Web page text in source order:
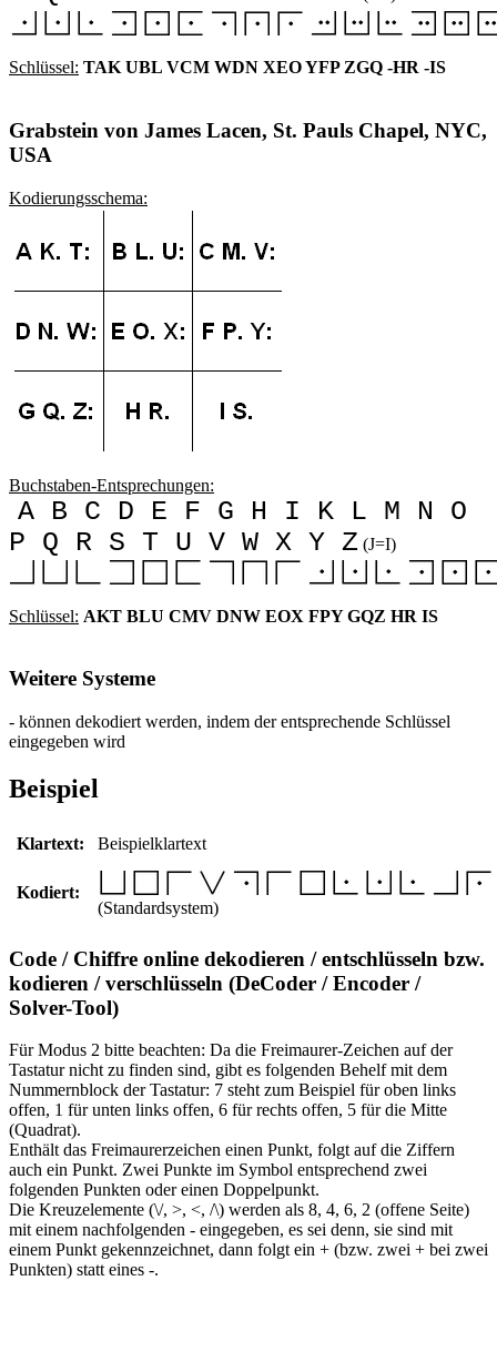
Schlüssel: TAK UBL VCM WDN XEO YFP ZGQ -HR -IS
Grabstein von James Lacen, St. Pauls Chapel, NYC,
USA
Kodierungsschema:
Buchstaben-Entsprechungen:
A B C D E F G H I K L M N O
P Q R S T U V W X Y Z (J=I)
Schlüssel: AKT BLU CMV DNW EOX FPY GQZ HR IS
Weitere Systeme
- können dekodiert werden, indem der entsprechende Schlüssel
eingegeben wird
Beispiel
Klartext: Beispielklartext
Kodiert:
(Standardsystem)
Code / Chiffre online dekodieren / entschlüsseln bzw.
kodieren / verschlüsseln (DeCoder / Encoder /
Solver-Tool)
Für Modus 2 bitte beachten: Da die Freimaurer-Zeichen auf der
Tastatur nicht zu finden sind, gibt es folgenden Behelf mit dem
Nummernblock der Tastatur: 7 steht zum Beispiel für oben links
offen, 1 für unten links offen, 6 für rechts offen, 5 für die Mitte
(Quadrat).
Enthält das Freimaurerzeichen einen Punkt, folgt auf die Ziffern
auch ein Punkt. Zwei Punkte im Symbol entsprechend zwei
folgenden Punkten oder einen Doppelpunkt.
Die Kreuzelemente (\/, >, <, /\) werden als 8, 4, 6, 2 (offene Seite)
mit einem nachfolgenden - eingegeben, es sei denn, sie sind mit
einem Punkt gekennzeichnet, dann folgt ein + (bzw. zwei + bei zwei
Punkten) statt eines -.